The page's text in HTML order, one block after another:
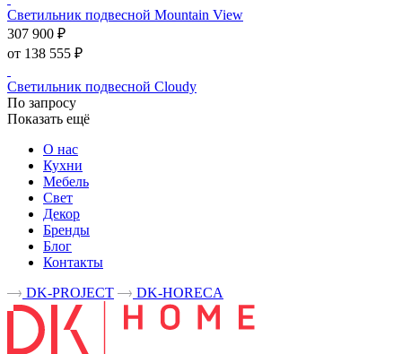
Светильник подвесной Mountain View
307 900 ₽
от 138 555 ₽
Светильник подвесной Cloudy
По запросу
Показать ещё
О нас
Кухни
Мебель
Свет
Декор
Бренды
Блог
Контакты
DK-PROJECT
DK-HORECA